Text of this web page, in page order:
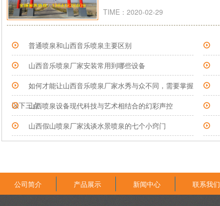
TIME：2020-02-29
普通喷泉和山西音乐喷泉主要区别
山西音乐喷泉厂家安装常用到哪些设备
如何才能让山西音乐喷泉厂家水秀与众不同，需要掌握
以下三点山西喷泉设备现代科技与艺术相结合的幻彩声控
山西假山喷泉厂家浅谈水景喷泉的七个小窍门
公司简介 产品展示 新闻中心 联系我们